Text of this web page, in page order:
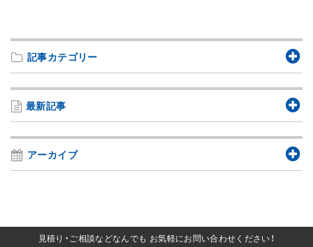
記事カテゴリー
最新記事
アーカイブ
見積り・ご相談などなんでも お気軽にお問い合わせください！